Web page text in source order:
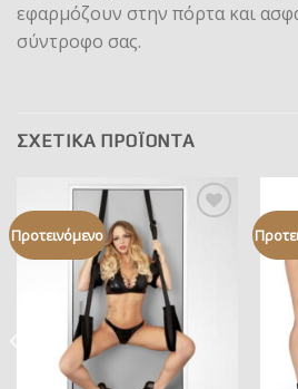
εφαρμόζουν στην πόρτα και
σύντροφο σας.
ΣΧΕΤΙΚΆ ΠΡΟΪΌΝΤΑ
Προτεινόμενο